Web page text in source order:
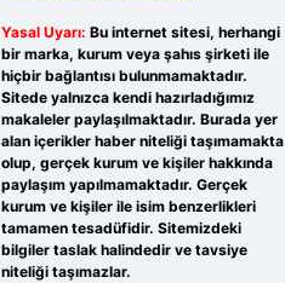
Yasal Uyarı: Bu internet sitesi, herhangi
bir marka, kurum veya şahıs şirketi ile
hiçbir bağlantısı bulunmamaktadır.
Sitede yalnızca kendi hazırladığımız
makaleler paylaşılmaktadır. Burada yer
alan içerikler haber niteliği taşımamakta
olup, gerçek kurum ve kişiler hakkında
paylaşım yapılmamaktadır. Gerçek
kurum ve kişiler ile isim benzerlikleri
tamamen tesadüfidir. Sitemizdeki
bilgiler taslak halindedir ve tavsiye
niteliği taşımazlar.